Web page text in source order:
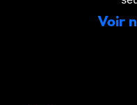
Voir